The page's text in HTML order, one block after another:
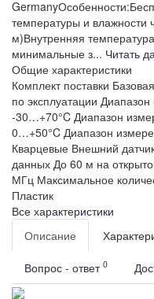
температуры и влажности
м)Внутренняя
минимальные з... Читать
Общие характеристики
Комплект поставки
по эксплуатации
-30…+70°C Диапазон
0…+50°C Диапазон
Кварцевые Внешний
данных До 60 м на
МГц Максимальное
Пластик
Все характеристики
Описание
Вопрос - ответ 0